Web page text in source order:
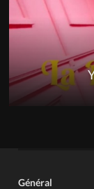
Général